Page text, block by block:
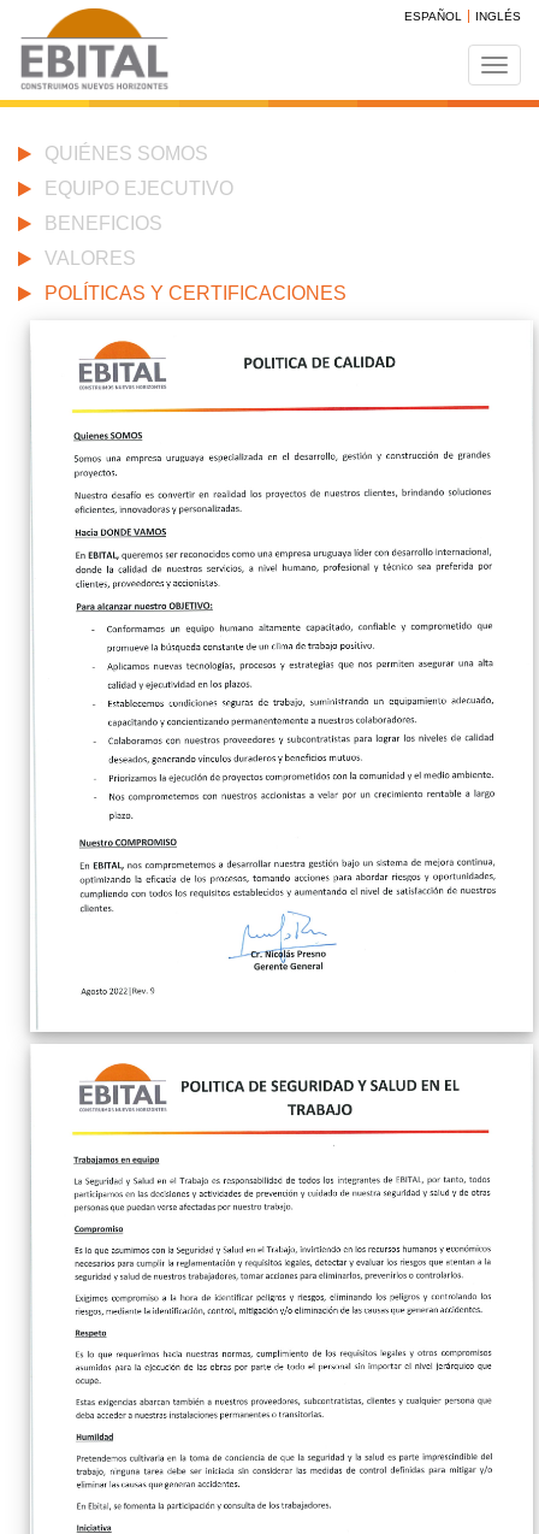
ESPAÑOL INGLÉS
QUIÉNES SOMOS
EQUIPO EJECUTIVO
BENEFICIOS
VALORES
POLÍTICAS Y CERTIFICACIONES